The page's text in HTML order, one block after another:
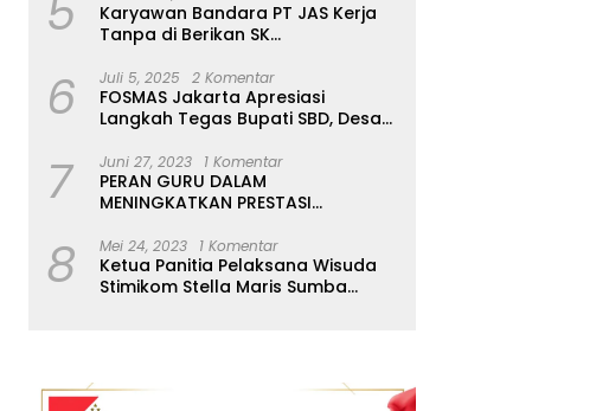
Karyawan Bandara PT JAS Kerja
Tanpa di Berikan SK
Tangan Tanpa di Bacakan Isinya
6 Juli 5, 2025 2 Komentar
FOSMAS Jakarta Apresiasi
Langkah Tegas Bupati SBD, Desak
7 Juni 27, 2023 1 Komentar
PERAN GURU DALAM
MENINGKATKAN PRESTASI
8 Mei 24, 2023 1 Komentar
Ketua Panitia Pelaksana Wisuda
Stimikom Stella Maris Sumba